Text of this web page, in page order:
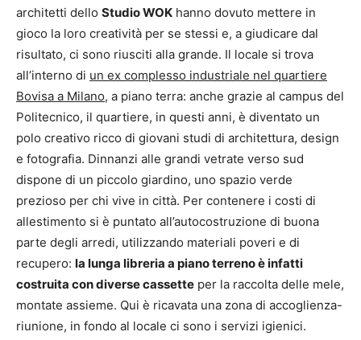
architetti dello Studio WOK hanno dovuto mettere in
gioco la loro creatività per se stessi e, a giudicare dal
risultato, ci sono riusciti alla grande. Il locale si trova
all’interno di un ex complesso industriale nel quartiere
Bovisa a Milano, a piano terra: anche grazie al campus del
Politecnico, il quartiere, in questi anni, è diventato un
polo creativo ricco di giovani studi di architettura, design
e fotografia. Dinnanzi alle grandi vetrate verso sud
dispone di un piccolo giardino, uno spazio verde
prezioso per chi vive in città. Per contenere i costi di
allestimento si è puntato all’autocostruzione di buona
parte degli arredi, utilizzando materiali poveri e di
recupero: la lunga libreria a piano terreno è infatti
costruita con diverse cassette per la raccolta delle mele,
montate assieme. Qui è ricavata una zona di accoglienza-
riunione, in fondo al locale ci sono i servizi igienici.